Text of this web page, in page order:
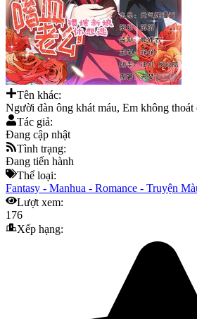
Tên khác:
Người đàn ông khát máu, Em không thoát
Tác giả:
Đang cập nhật
Tình trạng:
Đang tiến hành
Thể loại:
Fantasy - Manhua - Romance - Truyện
Lượt xem:
176
Xếp hạng: